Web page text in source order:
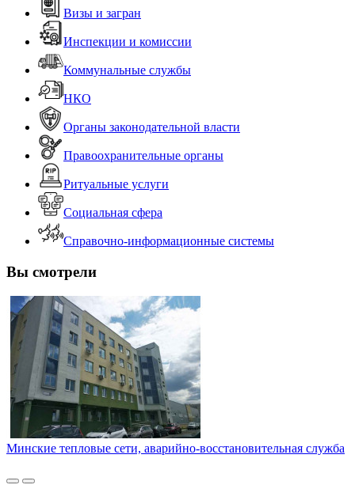
Визы и загран
Инспекции и комиссии
Коммунальные службы
НКО
Органы законодательной власти
Правоохранительные органы
Ритуальные услуги
Социальная сфера
Справочно-информационные системы
Вы смотрели
Минские тепловые сети, аварийно-восстановительная служба